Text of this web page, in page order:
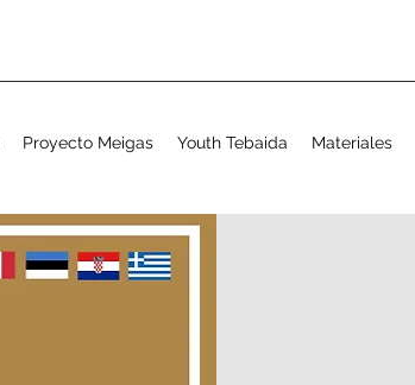
Proyecto Meigas Youth Tebaida Materiales